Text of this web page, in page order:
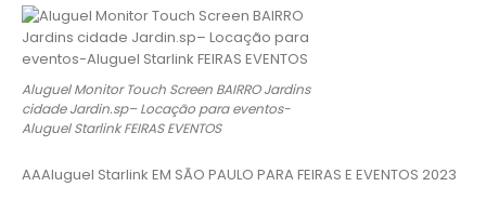
Aluguel Monitor Touch Screen BAIRRO Jardins
cidade Jardin.sp– Locação para eventos-
Aluguel Starlink FEIRAS EVENTOS
AAAluguel Starlink EM SÃO PAULO PARA FEIRAS E EVENTOS 2023